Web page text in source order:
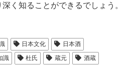
く知ることができるでしょう。
日本文化
日本酒
識 杜氏 蔵元
酒蔵